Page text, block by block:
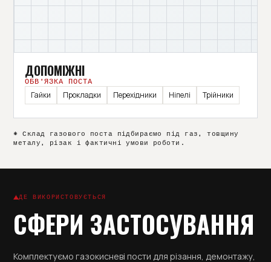
ДОПОМІЖНІ
ОБВ’ЯЗКА ПОСТА
Гайки
Прокладки Перехідники Ніпелі Трійники
* Склад газового поста підбираємо під газ, товщину
металу, різак і фактичні умови роботи.
ДЕ ВИКОРИСТОВУЄТЬСЯ
СФЕРИ ЗАСТОСУВАННЯ
Комплектуємо газокисневі пости для різання, демонтажу,